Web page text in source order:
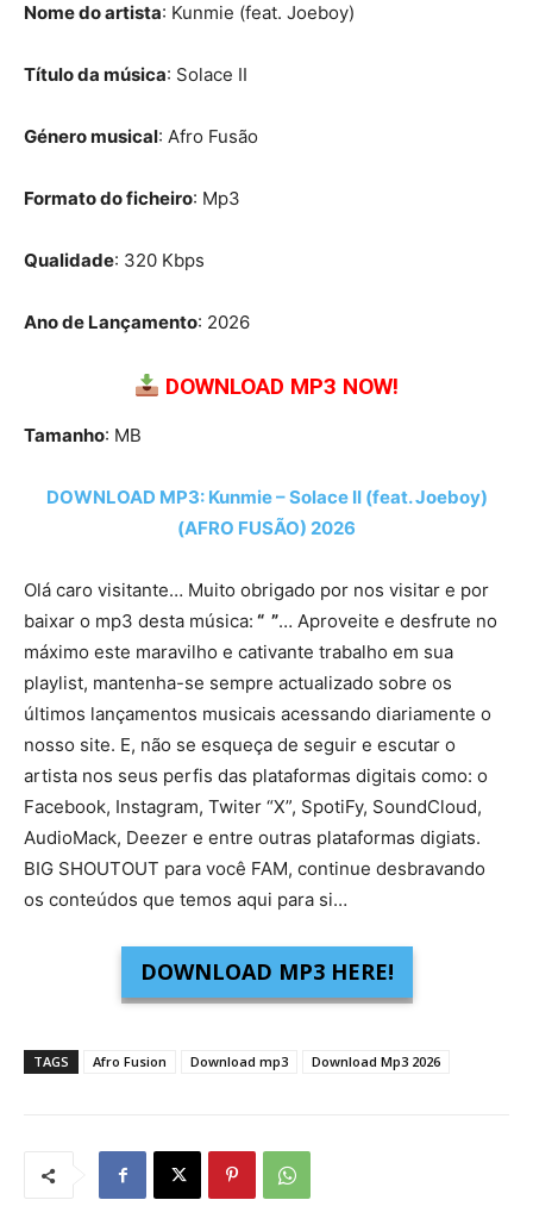
Nome do artista: Kunmie (feat. Joeboy)
Título da música: Solace II
Género musical: Afro Fusão
Formato do ficheiro: Mp3
Qualidade: 320 Kbps
Ano de Lançamento: 2026
DOWNLOAD MP3 NOW!
Tamanho: MB
DOWNLOAD MP3: Kunmie – Solace II (feat. Joeboy)
(AFRO FUSÃO) 2026
Olá caro visitante… Muito obrigado por nos visitar e por
baixar o mp3 desta música: “ ”… Aproveite e desfrute no
máximo este maravilho e cativante trabalho em sua
playlist, mantenha-se sempre actualizado sobre os
últimos lançamentos musicais acessando diariamente o
nosso site. E, não se esqueça de seguir e escutar o
artista nos seus perfis das plataformas digitais como: o
Facebook, Instagram, Twiter “X”, SpotiFy, SoundCloud,
AudioMack, Deezer e entre outras plataformas digiats.
BIG SHOUTOUT para você FAM, continue desbravando
os conteúdos que temos aqui para si…
DOWNLOAD MP3 HERE!
TAGS Afro Fusion Download mp3 Download Mp3 2026